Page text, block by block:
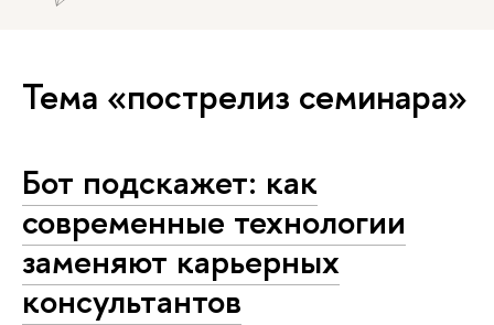
Тема «пострелиз семинара»
Бот подскажет: как
современные технологии
заменяют карьерных
консультантов